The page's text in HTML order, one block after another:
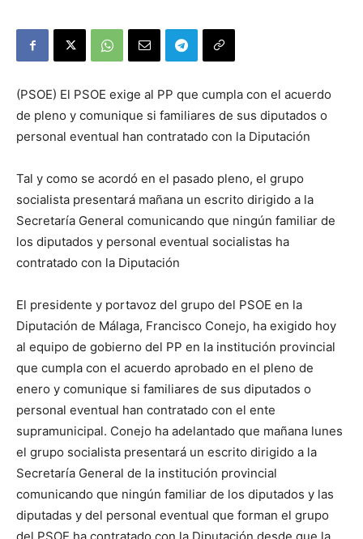
(PSOE) El PSOE exige al PP que cumpla con el acuerdo
de pleno y comunique si familiares de sus diputados o
personal eventual han contratado con la Diputación
Tal y como se acordó en el pasado pleno, el grupo
socialista presentará mañana un escrito dirigido a la
Secretaría General comunicando que ningún familiar de
los diputados y personal eventual socialistas ha
contratado con la Diputación
El presidente y portavoz del grupo del PSOE en la
Diputación de Málaga, Francisco Conejo, ha exigido hoy
al equipo de gobierno del PP en la institución provincial
que cumpla con el acuerdo aprobado en el pleno de
enero y comunique si familiares de sus diputados o
personal eventual han contratado con el ente
supramunicipal. Conejo ha adelantado que mañana lunes
el grupo socialista presentará un escrito dirigido a la
Secretaría General de la institución provincial
comunicando que ningún familiar de los diputados y las
diputadas y del personal eventual que forman el grupo